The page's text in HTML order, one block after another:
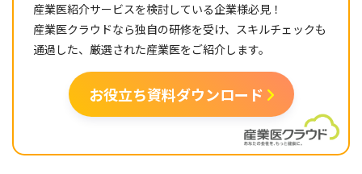
産業医紹介サービスを検討している企業様必見！
産業医クラウドなら独自の研修を受け、スキルチェックも
通過した、厳選された産業医をご紹介します。
お役立ち資料ダウンロード